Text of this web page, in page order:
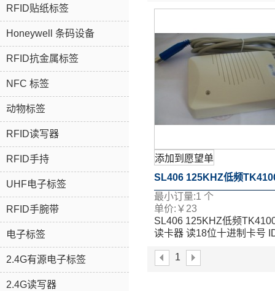
RFID贴纸标签
Honeywell 条码设备
RFID抗金属标签
NFC 标签
动物标签
RFID读写器
RFID手持
UHF电子标签
RFID手腕带
电子标签
2.4G有源电子标签
2.4G读写器
添加到愿望单
SL406 125KHZ低频
读卡器 读18位十进制卡号
全部内码
最小订量:1 个
单价: ￥ 23
SL406 125KHZ低频
读卡器 读18位十进制卡号
1